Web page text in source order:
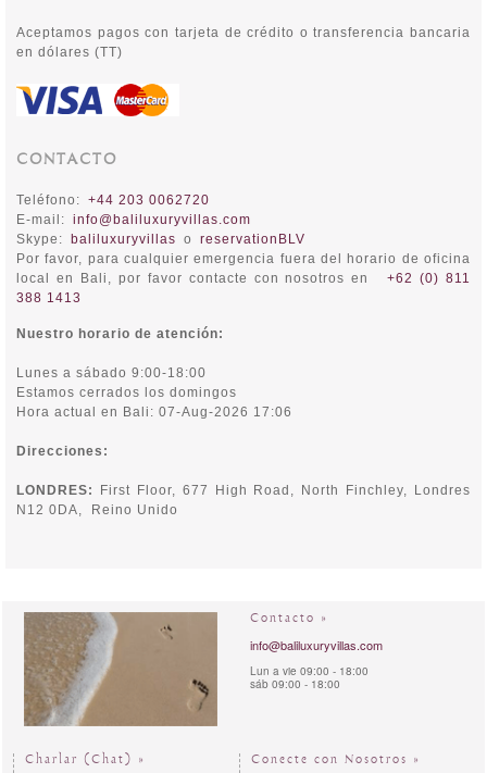
Aceptamos pagos con tarjeta de crédito o transferencia bancaria
en dólares (TT)
CONTACTO
Teléfono: +44 203 0062720
E-mail: info@baliluxuryvillas.com
Skype:
baliluxuryvillas o
reservationBLV
Por favor, para cualquier emergencia fuera del horario de oficina
local en Bali, por favor contacte con nosotros en
+62 (0) 811
388 1413
Nuestro horario de atención:
Lunes a sábado 9:00-18:00
Estamos cerrados los domingos
Hora actual en Bali: 07-Aug-2026 17:06
Direcciones:
LONDRES: First Floor, 677 High Road, North Finchley,
Londres
N12 0DA, Reino Unido
Contacto »
info@baliluxuryvillas.com
Lun a vie 09:00 - 18:00
sáb 09:00 - 18:00
Charlar (Chat) » Conecte con Nosotros »